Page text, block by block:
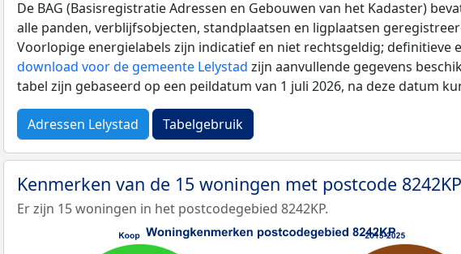
De BAG (Basisregistratie Adressen en Gebouwen van het Kadaster)
alle panden, verblijfsobjecten, standplaatsen en ligplaatsen
Voorlopige energielabels zijn indicatief en niet rechtsgeldig;
download voor de gemeente Lelystad zijn aanvullende gegevens
tabel zijn gebaseerd op een peildatum van 1 juli 2026, na deze datum
Adressen Lelystad Tabelgebruik
Kenmerken van de 15 woningen met postcode 8242KP
Er zijn 15 woningen in het postcodegebied 8242KP.